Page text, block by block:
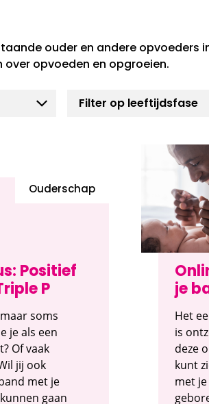
ouder en andere opvoeders
over opvoeden en opgroeien.
Positief
P
Ouderschap
soms
je als een
Of vaak
jij ook
met je
gaan
je
Het
is
deze
kunt
met